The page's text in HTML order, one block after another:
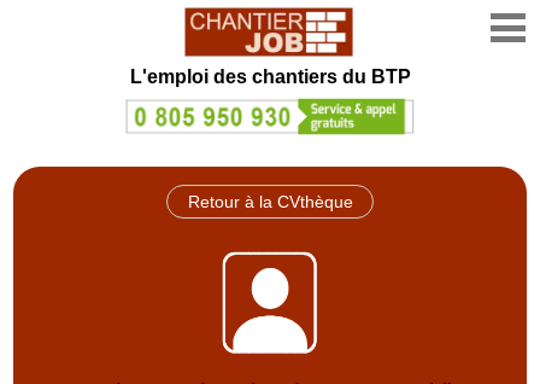
L'emploi des chantiers du BTP
Retour à la CVthèque